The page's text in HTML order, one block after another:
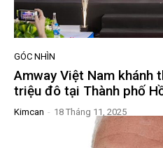
GÓC NHÌN
Amway Việt Nam khánh
triệu đô tại Thành phố
Kimcan - 18 Tháng 11, 2025